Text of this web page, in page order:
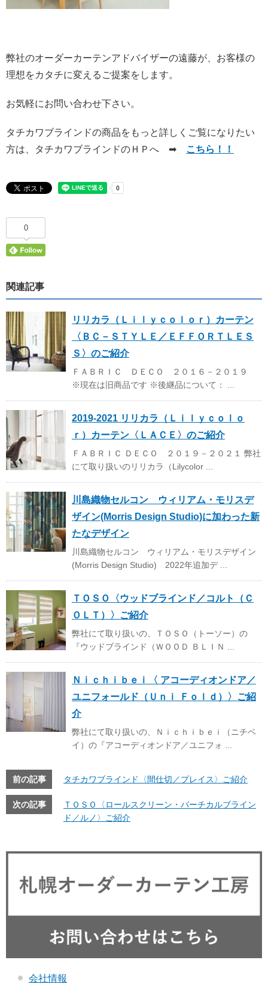
弊社のオーダーカーテンアドバイザーの遠藤が、お客様の
理想をカタチに変えるご提案をします。
お気軽にお問い合わせ下さい。
タチカワブラインドの商品をもっと詳しくご覧になりたい
方は、タチカワブラインドのＨＰへ ➡ こちら！！
0
関連記事
リリカラ（Ｌｉｌｙｃｏｌｏｒ）カーテン
〈ＢＣ－ＳＴＹＬＥ／ＥＦＦＯＲＴＬＥＳ
Ｓ〉のご紹介
ＦＡＢＲＩＣ ＤＥＣＯ ２０１６－２０１９
※現在は旧商品です ※後継品について： ...
2019-2021 リリカラ（Ｌｉｌｙｃｏｌｏ
ｒ）カーテン〈ＬＡＣＥ〉のご紹介
ＦＡＢＲＩＣ ＤＥＣＯ ２０１９－２０２１ 弊社
にて取り扱いのリリカラ（Lilycolor ...
川島織物セルコン ウィリアム・モリスデ
ザイン(Morris Design Studio)に加わった新
たなデザイン
川島織物セルコン ウィリアム・モリスデザイン
(Morris Design Studio) 2022年追加デ ...
ＴＯＳＯ〈ウッドブラインド／コルト（Ｃ
ＯＬＴ）〉ご紹介
弊社にて取り扱いの、ＴＯＳＯ（トーソー）の
『ウッドブラインド（ＷＯＯＤ ＢＬＩＮ ...
Ｎｉｃｈｉｂｅｉ〈 アコーディオンドア／
ユニフォールド（Ｕｎｉ Ｆｏｌｄ）〉ご紹
介
弊社にて取り扱いの、Ｎｉｃｈｉｂｅｉ（ニチベ
イ）の『アコーディオンドア／ユニフォ ...
前の記事 タチカワブラインド〈間仕切／プレイス〉ご紹介
次の記事
ＴＯＳＯ〈ロールスクリーン・バーチカルブライン
ド／ルノ〉ご紹介
会社情報